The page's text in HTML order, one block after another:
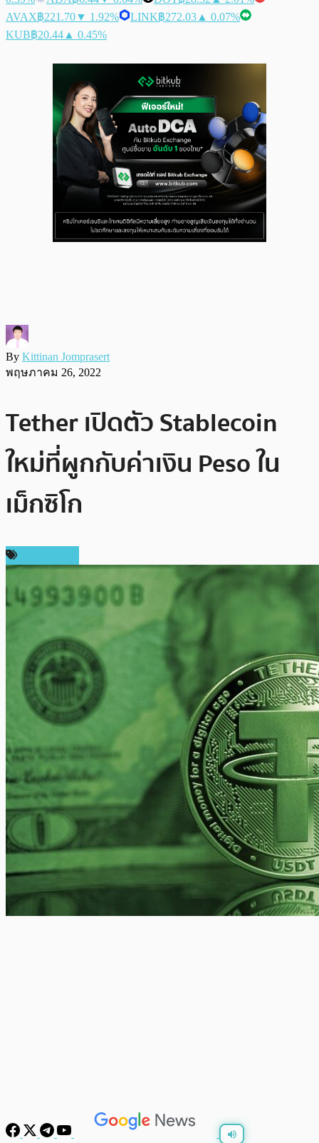
AVAX฿221.70▼ 1.92% LINK฿272.03 ▲ 0.07%
KUB฿20.44 ▲ 0.45%
By Kittinan Jomprasert
พฤษภาคม 26, 2022
Tether เปิดตัว Stablecoin
ใหม่ที่ผูกกับค่าเงิน Peso ใน
เม็กซิโก